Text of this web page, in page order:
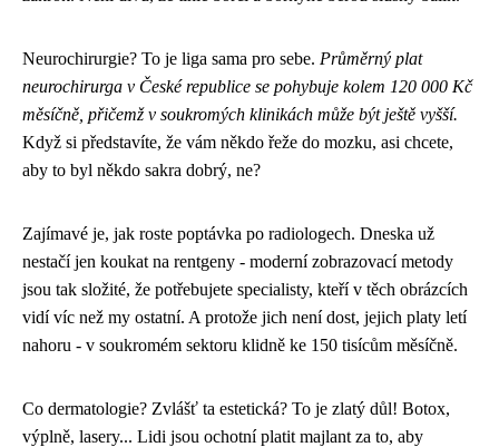
Neurochirurgie? To je liga sama pro sebe. Průměrný plat
neurochirurga v České republice se pohybuje kolem 120 000 Kč
měsíčně, přičemž v soukromých klinikách může být ještě vyšší.
Když si představíte, že vám někdo řeže do mozku, asi chcete,
aby to byl někdo sakra dobrý, ne?
Zajímavé je, jak roste poptávka po radiologech. Dneska už
nestačí jen koukat na rentgeny - moderní zobrazovací metody
jsou tak složité, že potřebujete specialisty, kteří v těch obrázcích
vidí víc než my ostatní. A protože jich není dost, jejich platy letí
nahoru - v soukromém sektoru klidně ke 150 tisícům měsíčně.
Co dermatologie? Zvlášť ta estetická? To je zlatý důl! Botox,
výplně, lasery... Lidi jsou ochotní platit majlant za to, aby